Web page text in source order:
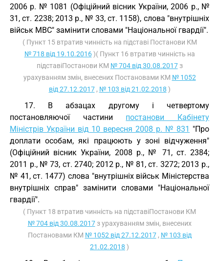
2006 р. № 1081 (Офіційний вісник України, 2006 р., №
31, ст. 2238; 2013 р., № 33, ст. 1158), слова "внутрішніх
військ МВС" замінити словами "Національної гвардії".
( Пункт 15 втратив чинність на підставі Постанови КМ
№ 718 від 19.10.2016)( Пункт 16 втратив чинність на
підставіПостанови КМ № 704 від 30.08.2017з
урахуванням змін, внесених Постановами КМ № 1052
від 27.12.2017, № 103 від 21.02.2018 )
17. В абзацах другому і четвертому
постановляючої частини постанови Кабінету
Міністрів України від 10 вересня 2008 р. № 831 "Про
доплати особам, які працюють у зоні відчуження"
(Офіційний вісник України, 2008 р., № 71, ст. 2384;
2011 р., № 73, ст. 2740; 2012 р., № 81, ст. 3272; 2013 р.,
№ 41, ст. 1477) слова "внутрішніх військ Міністерства
внутрішніх справ" замінити словами "Національної
гвардії".
( Пункт 18 втратив чинність на підставіПостанови КМ
№ 704 від 30.08.2017з урахуванням змін, внесених
Постановами КМ № 1052 від 27.12.2017, № 103 від
21.02.2018 )